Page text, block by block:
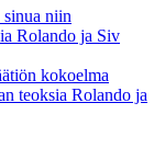
sinua niin
Rolando ja Siv
kokoelma
teoksia Rolando ja